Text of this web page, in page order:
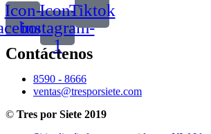
Icon-Icon-
instagram-
1
Tiktok
Contáctenos
8590 - 8666
ventas@tresporsiete.com
© Tres por Siete 2019